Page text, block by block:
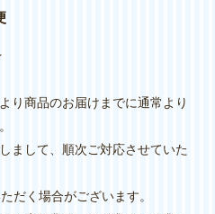
り商品のお届けまでに通常より
まして、順次ご対応させていた
だく場合がございます。